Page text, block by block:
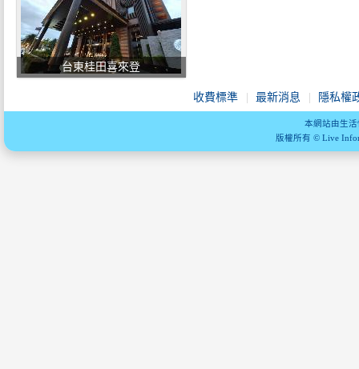
台東桂田喜來登
收費標準 最新消息 隱私權
本網站由生
版權所有 © Live